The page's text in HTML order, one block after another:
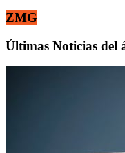
ZMG
Últimas Noticias del